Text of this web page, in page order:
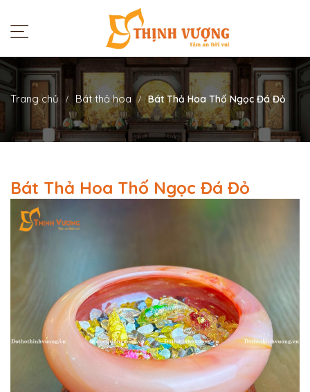
Trang chủ Bát thả hoa Bát Thả Hoa Thố Ngọc Đá Đỏ
Bát Thả Hoa Thố Ngọc Đá Đỏ